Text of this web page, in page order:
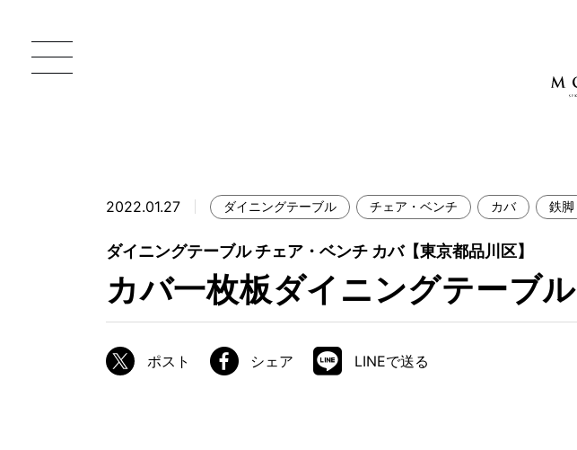
一枚板 ATELIER MOKUBA HOME
MOKUBA について
職人の技能・技巧
直営店
青山プレミアムギャラリー
新宿ギャラリー
【アウトレット取扱店】
2022.01.27 ダイニングテーブル チェア・ベンチ カバ 鉄脚
カバ一枚板ダイニングテーブル
ダイニングテーブル チェア・ベンチ カバ【東京都品川区】
ポスト シェア LINEで送る